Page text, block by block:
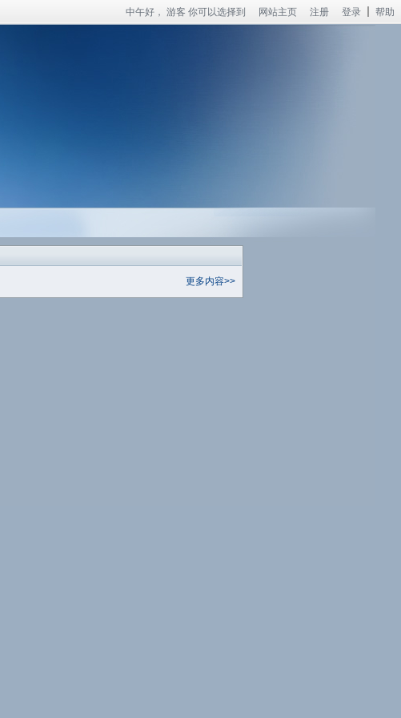
网站主页 注册 登录 帮助
中午好， 游客 你可以选择到
更多内容>>